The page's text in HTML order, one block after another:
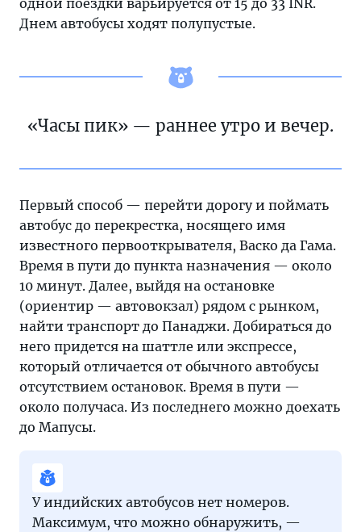
одной поездки варьируется от 15 до 33 INR.
Днем автобусы ходят полупустые.
«Часы пик» — раннее утро и вечер.
Первый способ — перейти дорогу и поймать
автобус до перекрестка, носящего имя
известного первооткрывателя, Васко да Гама.
Время в пути до пункта назначения — около
10 минут. Далее, выйдя на остановке
(ориентир — автовокзал) рядом с рынком,
найти транспорт до Панаджи. Добираться до
него придется на шаттле или экспрессе,
который отличается от обычного автобусы
отсутствием остановок. Время в пути —
около получаса. Из последнего можно доехать
до Мапусы.
У индийских автобусов нет номеров.
Максимум, что можно обнаружить, —